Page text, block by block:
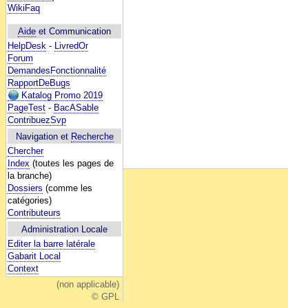
WikiFaq
Aide et Communication
HelpDesk - LivredOr
Forum
DemandesFonctionnalité
RapportDeBugs
Katalog Promo 2019
PageTest - BacASable
ContribuezSvp
Navigation et Recherche
Chercher
Index (toutes les pages de
la branche)
Dossiers (comme les
catégories)
Contributeurs
Administration Locale
Editer la barre latérale
Gabarit Local
Context
(non applicable)
© GPL